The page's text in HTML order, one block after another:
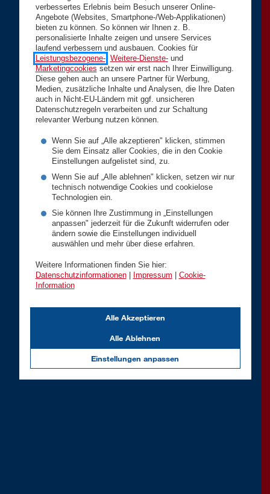
verbessertes Erlebnis beim Besuch unserer Online-
Angebote (Websites, Smartphone-/Web-Applikationen)
bieten zu können. So können wir Ihnen z. B.
personalisierte Inhalte zeigen und unsere Services
laufend verbessern und ausbauen. Cookies für
Leistungsbezogene-, Weitere-Dienste-und
Marketingcookies setzen wir erst nach Ihrer Einwilligung.
Diese gehen auch an unsere Partner für Werbung,
Medien, zusätzliche Inhalte und Analysen, die Ihre Daten
auch in Nicht-EU-Ländern mit ggf. unsicheren
Datenschutzregeln verarbeiten und zur Schaltung
relevanter Werbung nutzen können.
Wenn Sie auf „Alle akzeptieren" klicken, stimmen
Sie dem Einsatz aller Cookies, die in den Cookie
Einstellungen aufgelistet sind, zu.
Wenn Sie auf „Alle ablehnen" klicken, setzen wir nur
technisch notwendige Cookies und cookielose
Technologien ein.
Sie können Ihre Zustimmung in „Einstellungen
anpassen" jederzeit für die Zukunft widerrufen oder
ändern sowie die Einstellungen individuell
auswählen und mehr über diese erfahren.
Weitere Informationen finden Sie hier:
Datenschutzinformationen| Impressum
Cookie-
Information
Einstellungen anpassen
Alle Ablehnen
Alle Akzeptieren